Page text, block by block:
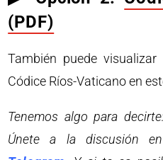
(PDF)
También puede
Códice Ríos-Vaticano en
Tenemos algo para
Únete a la discusión